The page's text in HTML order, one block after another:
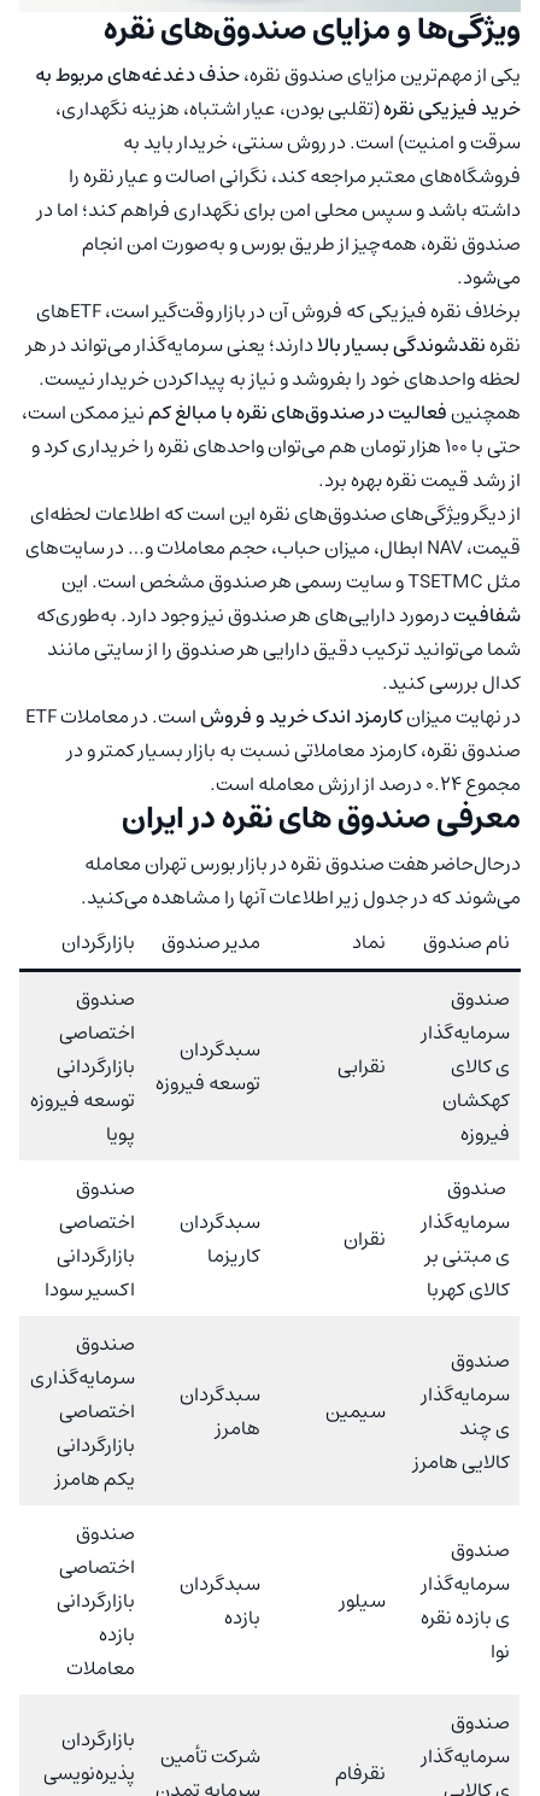
ویژگی‌ها و مزایای صندوق‌های نقره
یکی از مهم‌ترین مزایای صندوق نقره،حذف دغدغه‌های مربوط به
خرید فیزیکی نقره(تقلبی بودن، عیار اشتباه، هزینه نگهداری،
سرقت و امنیت) است. در روش سنتی، خریدار باید به
فروشگاه‌های معتبر مراجعه کند، نگرانی اصالت و عیار نقره را
داشته باشد و سپس محلی امن برای نگهداری فراهم کند؛ اما در
صندوق نقره، همه‌چیز از طریق بورس و به‌صورت امن انجام
می‌شود.
برخلاف نقره فیزیکی که فروش آن در بازار وقت‌گیر است، ETFهای
نقرهنقدشوندگی بسیار بالادارند؛ یعنی سرمایه‌گذار می‌تواند در هر
لحظه واحدهای خود را بفروشد و نیاز به پیداکردن خریدار نیست.
همچنینفعالیت در صندوق‌های نقره با مبالغ کمنیز ممکن است،
حتی با 1۰۰ هزار تومان هم می‌توان واحدهای نقره را خریداری کرد و
از رشد قیمت نقره بهره برد.
از دیگر ویژگی‌های صندوق‌های نقره این است که اطلاعات لحظه‌ای
قیمت، NAV ابطال، میزان حباب، حجم معاملات و… در سایت‌های
مثل TSETMC و سایت رسمی هر صندوق مشخص است. این
شفافیتدرمورد دارایی‌های هر صندوق نیز وجود دارد. به‌طوری‌که
شما می‌توانید ترکیب دقیق دارایی هر صندوق را از سایتی مانند
کدال بررسی کنید.
در نهایت میزانکارمزد اندک خرید و فروش
است. در معاملات ETF
صندوق نقره، کارمزد معاملاتی نسبت به بازار بسیار کمتر و در
مجموع 0.24 درصد از ارزش معامله است.
معرفی صندوق های نقره در ایران
درحال‌حاضر هفت صندوق نقره در بازار بورس تهران معامله
می‌شوند که در جدول زیر اطلاعات آنها را مشاهده می‌کنید.
نام صندوق
نماد مدیر صندوق
بازارگردان
صندوق
سرمایه‌گذار
ی کالای
کهکشان
فیروزه
نقرابی
سبدگردان
توسعه فیروزه
صندوق
اختصاصی
بازارگردانی
توسعه فیروزه
پویا
صندوق
سرمایه‌گذار
ی مبتنی بر
کالای کهربا
نقران
سبدگردان
کاریزما
صندوق
اختصاصی
بازارگردانی
اکسیر سودا
صندوق
سرمایه‌گذار
ی چند
کالایی هامرز
سیمین
سبدگردان
هامرز
صندوق
سرمایه‌گذاری
اختصاصی
بازارگردانی
یکم هامرز
صندوق
سرمایه‌گذار
ی بازده نقره
نوا
سیلور
سبدگردان
بازده
صندوق
اختصاصی
بازارگردانی
بازده
معاملات
صندوق
سرمایه‌گذار
نقرفام
شرکت تأمین
بازارگردان
پذیره‌نویسی